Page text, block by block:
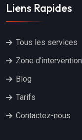
Liens Rapides
Tous les services
Zone d'intervention
Blog
Tarifs
Contactez-nous